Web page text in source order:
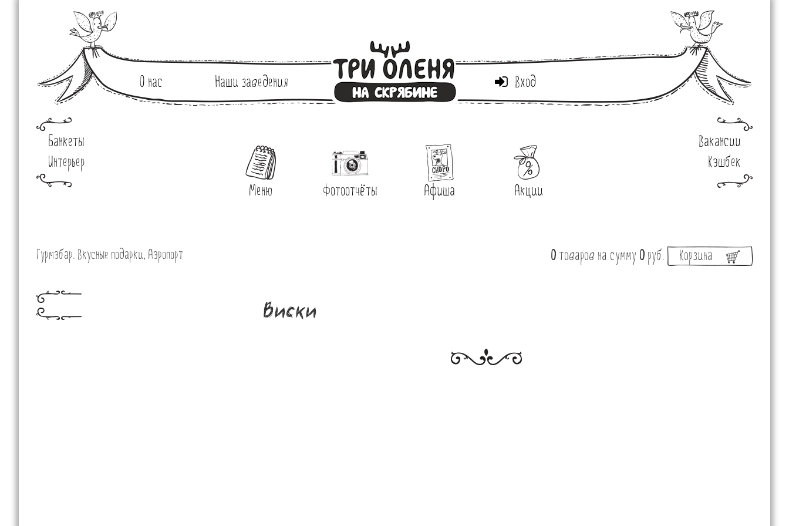
О нас Наши заведения Вход
Банкеты
Интерьер
Меню
Фотоотчёты Афиша Акции
Вакансии
Кэшбек
Гурмэбар. Вкусные подарки, Аэропорт 0 товаровна сумму 0руб. Корзина
Виски